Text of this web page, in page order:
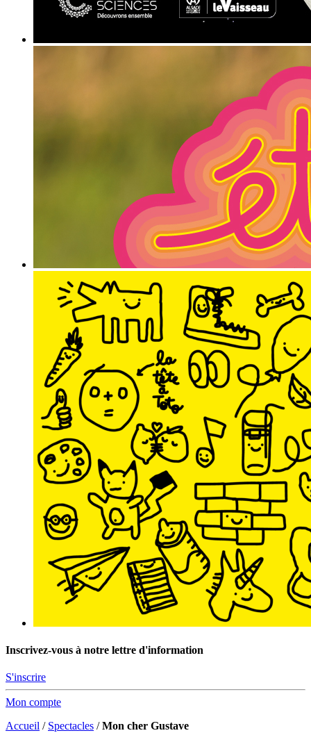
Inscrivez-vous à notre lettre d'information
S'inscrire
Mon compte
Accueil / Spectacles /Mon cher Gustave